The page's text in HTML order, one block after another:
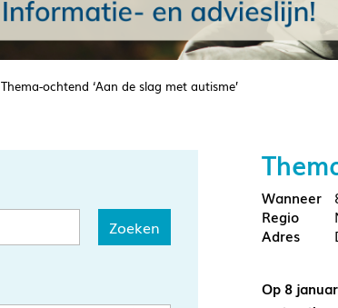
Thema-ochtend ‘Aan de slag met autisme’
Op 8